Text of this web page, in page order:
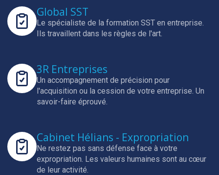
Global SST
Le spécialiste de la formation SST en entreprise.
Ils travaillent dans les règles de l'art.
3R Entreprises
Un accompagnement de précision pour
l'acquisition ou la cession de votre entreprise. Un
savoir-faire éprouvé.
Cabinet Hélians - Expropriation
Ne restez pas sans défense face à votre
expropriation. Les valeurs humaines sont au cœur
de leur activité.